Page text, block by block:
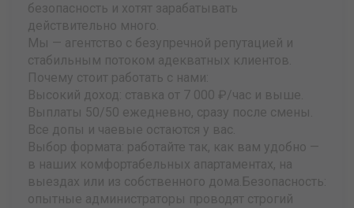
безопасность и хотят зарабатывать
действительно много.
Мы — агентство с безупречной репутацией и
стабильным потоком адекватных клиентов.
Почему стоит работать с нами:
Высокий доход: ставка от 7 000 ₽/час и выше.
Выплаты 50/50 ежедневно, сразу после смены.
Все допы и чаевые остаются у вас.
Выбор формата: работайте так, как вам удобно —
в наших комфортабельных апартаментах, на
выездах или из собственного дома.Безопасность:
опытные администраторы проводят строгий